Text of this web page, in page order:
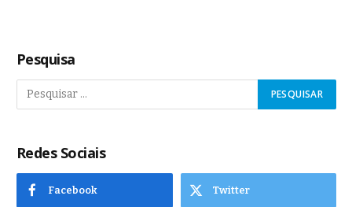
Pesquisa
Redes Sociais
Facebook Twitter